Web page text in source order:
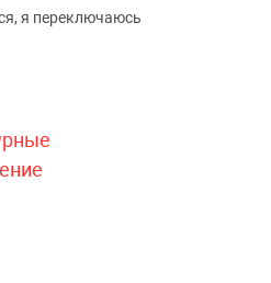
я переключаюсь